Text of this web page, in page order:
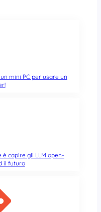
mini PC per usare un
è capire gli LLM open-
il futuro